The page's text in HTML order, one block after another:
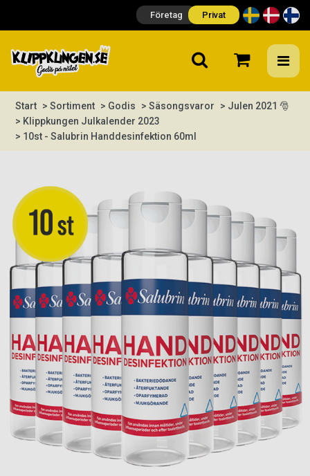
Företag Privat
Start > Sortiment > Godis > Säsongsvaror
> Julen 2021 🎅
> Klippkungen Julkalender 2023
> 10st - Salubrin Handdesinfektion 60ml